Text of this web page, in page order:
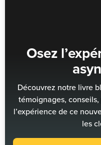
Osez
Découvrez notre livre
témoignages,
l’expérience de ce
les